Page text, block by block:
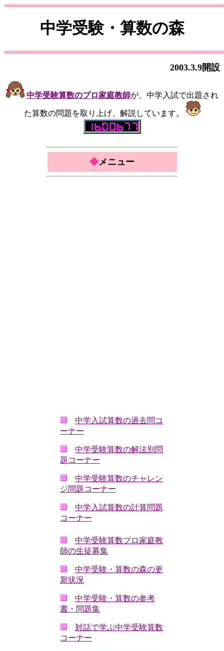
中学受験・算数の森
2003.3.9開設
中学受験算数のプロ家庭教師が、中学入試で出題され
た算数の問題を取り上げ、解説しています。
◆メニュー
中学入試算数の過去問コ
ーナー
中学受験算数の解法別問
題コーナー
中学受験算数のチャレン
ジ問題コーナー
中学入試算数の計算問題
コーナー
中学受験算数プロ家庭教
師の生徒募集
中学受験・算数の森の更
新状況
中学受験・算数の参考
書・問題集
対話で学ぶ中学受験算数
コーナー